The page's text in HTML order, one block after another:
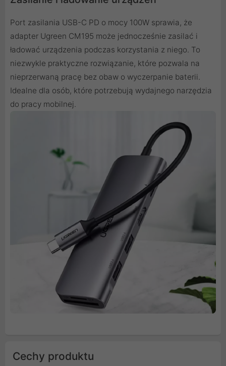
Port zasilania USB-C PD o mocy 100W sprawia, że
adapter Ugreen CM195 może jednocześnie zasilać i
ładować urządzenia podczas korzystania z niego. To
niezwykle praktyczne rozwiązanie, które pozwala na
nieprzerwaną pracę bez obaw o wyczerpanie baterii.
Idealne dla osób, które potrzebują wydajnego narzędzia
do pracy mobilnej.
Cechy produktu